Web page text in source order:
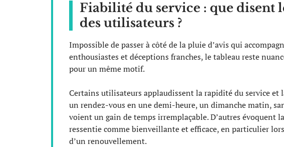
Fiabilité du service : que disent
des utilisateurs ?
Impossible de passer à côté de la pluie d’avis qui
enthousiastes et déceptions franches, le tableau reste
pour un même motif.
Certains utilisateurs applaudissent la rapidité du service
un rendez-vous en une demi-heure, un dimanche matin,
voient un gain de temps irremplaçable. D’autres évoquent
ressentie comme bienveillante et efficace, en particulier
d’un renouvellement.